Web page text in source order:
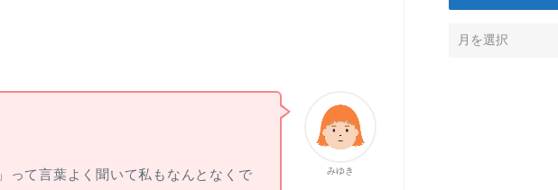
みゆき
」って言葉よく聞いて私もなんとなくで